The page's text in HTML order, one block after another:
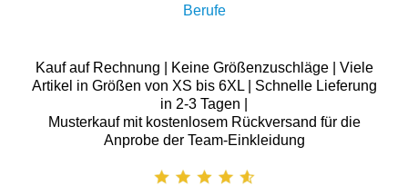
Berufe
Kauf auf Rechnung | Keine Größenzuschläge | Viele
Artikel in Größen von XS bis 6XL | Schnelle Lieferung
in 2-3 Tagen |
Musterkauf mit kostenlosem Rückversand für die
Anprobe der Team-Einkleidung